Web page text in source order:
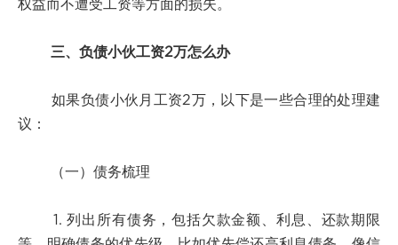
权益而不遭受工资等方面的损失。
三、负债小伙工资2万怎么办
如果负债小伙月工资2万，以下是一些合理的处理建
议：
（一）债务梳理
1. 列出所有债务，包括欠款金额、利息、还款期限